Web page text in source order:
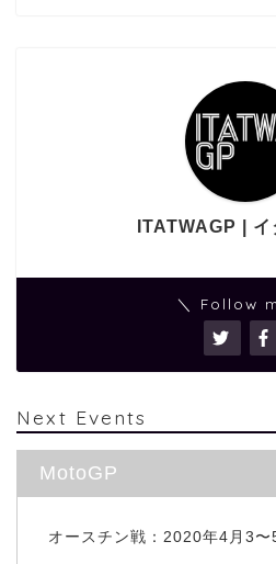
ITATWAGP | イ
＼ Follow
Next Events
MotoGP
オースチン戦：2020年4月3